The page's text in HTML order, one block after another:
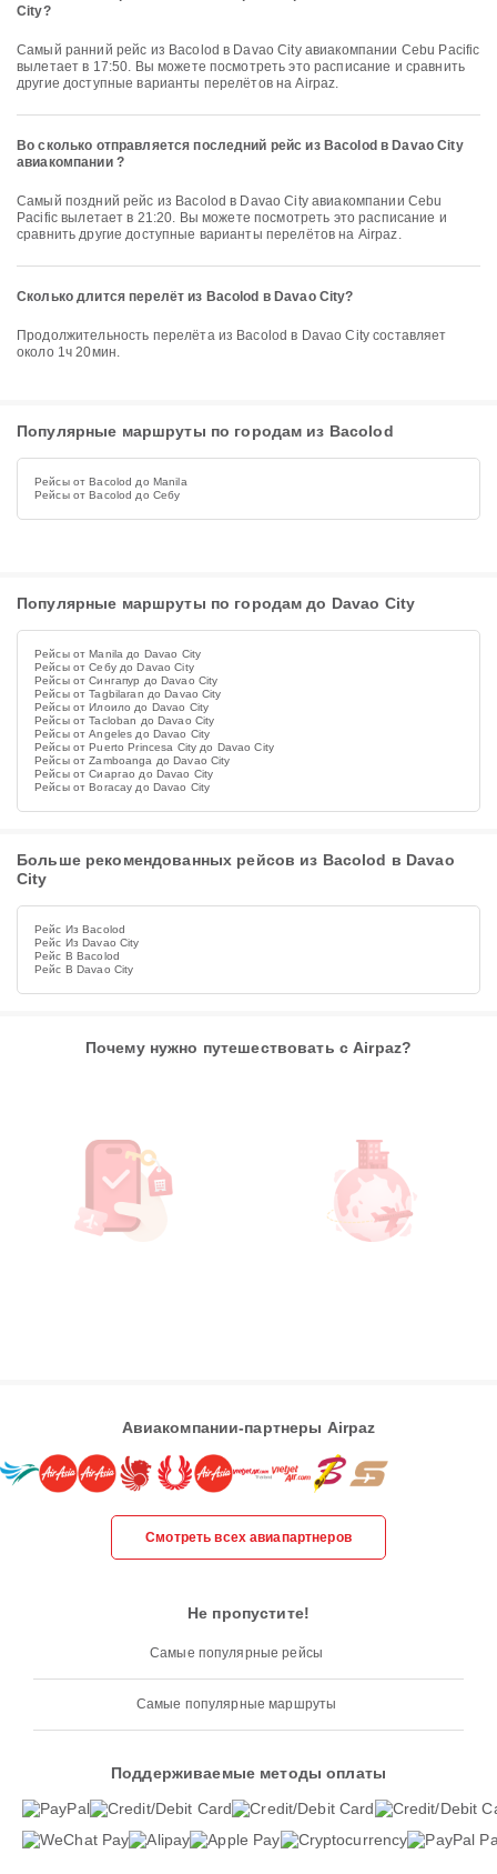
City?
Самый ранний рейс из Bacolod в Davao City авиакомпании Cebu Pacific
вылетает в 17:50. Вы можете посмотреть это расписание и сравнить
другие доступные варианты перелётов на Airpaz.
Во сколько отправляется последний рейс из Bacolod в Davao City
авиакомпании ?
Самый поздний рейс из Bacolod в Davao City авиакомпании Cebu
Pacific вылетает в 21:20. Вы можете посмотреть это расписание и
сравнить другие доступные варианты перелётов на Airpaz.
Сколько длится перелёт из Bacolod в Davao City?
Продолжительность перелёта из Bacolod в Davao City составляет
около 1ч 20мин.
Популярные маршруты по городам из Bacolod
Рейсы от Bacolod до Manila
Рейсы от Bacolod до Себу
Популярные маршруты по городам до Davao City
Рейсы от Manila до Davao City
Рейсы от Себу до Davao City
Рейсы от Сингапур до Davao City
Рейсы от Tagbilaran до Davao City
Рейсы от Илоило до Davao City
Рейсы от Tacloban до Davao City
Рейсы от Angeles до Davao City
Рейсы от Puerto Princesa City до Davao City
Рейсы от Zamboanga до Davao City
Рейсы от Сиаргао до Davao City
Рейсы от Boracay до Davao City
Больше рекомендованных рейсов из Bacolod в Davao
City
Рейс Из Bacolod
Рейс Из Davao City
Рейс В Bacolod
Рейс В Davao City
Почему нужно путешествовать с Airpaz?
Авиакомпании-партнеры Airpaz
Смотреть всех авиапартнеров
Не пропустите!
Самые популярные рейсы
Самые популярные маршруты
Поддерживаемые методы оплаты